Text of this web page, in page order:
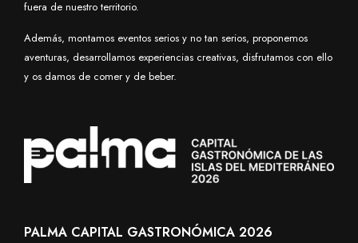
fuera de nuestro territorio.
Además, montamos eventos serios y no tan serios, proponemos
aventuras, desarrollamos experiencias creativas, disfrutamos con ello
y os damos de comer y de beber.
PALMA CAPITAL GASTRONÓMICA 2026